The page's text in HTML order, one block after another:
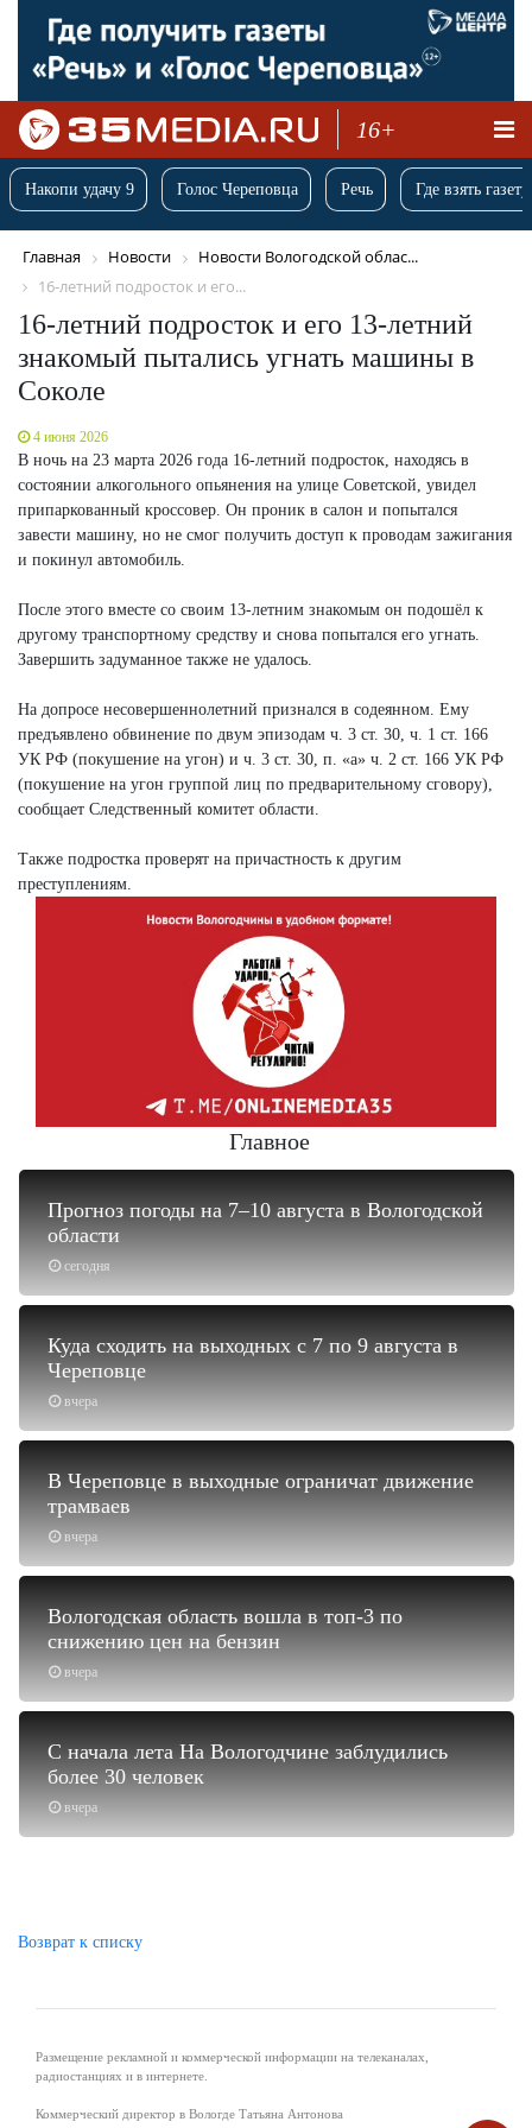
16+
Накопи удачу 9 Голос Череповца Речь Где взять
Главная Новости
Новости Вологодской облас...
16-летний подросток и его...
16-летний подросток и его 13-летний
знакомый пытались угнать машины в
Соколе
4 июня 2026
В ночь на 23 марта 2026 года 16-летний подросток, находясь в
состоянии алкогольного опьянения на улице Советской, увидел
припаркованный кроссовер. Он проник в салон и попытался
завести машину, но не смог получить доступ к проводам зажигания
и покинул автомобиль.
После этого вместе со своим 13-летним знакомым он подошёл к
другому транспортному средству и снова попытался его угнать.
Завершить задуманное также не удалось.
На допросе несовершеннолетний признался в содеянном. Ему
предъявлено обвинение по двум эпизодам ч. 3 ст. 30, ч. 1 ст. 166
УК РФ (покушение на угон) и ч. 3 ст. 30, п. «а» ч. 2 ст. 166 УК РФ
(покушение на угон группой лиц по предварительному сговору),
сообщает Следственный комитет области.
Также подростка проверят на причастность к другим
преступлениям.
Главное
сегодня
Прогноз погоды на 7–10 августа в Вологодской
области
вчера
Куда сходить на выходных с 7 по 9 августа в
Череповце
вчера
В Череповце в выходные ограничат движение
трамваев
вчера
Вологодская область вошла в топ-3 по
снижению цен на бензин
вчера
С начала лета На Вологодчине заблудились
более 30 человек
Возврат к списку
Размещение рекламной и коммерческой информации на телеканалах,
радиостанциях и в интернете.
Коммерческий директор в Вологде Татьяна Антонова